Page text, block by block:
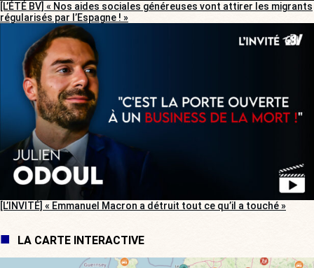
[L’ÉTÉ BV] « Nos aides sociales généreuses vont attirer les migrants
régularisés par l’Espagne ! »
[L’INVITÉ] « Emmanuel Macron a détruit tout ce qu’il a touché »
LA CARTE INTERACTIVE